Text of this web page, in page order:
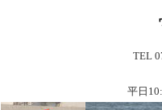
TEL
平日